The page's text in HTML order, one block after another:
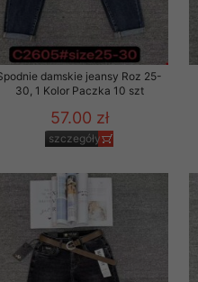
damskie jeansy Roz 25-
30, 1 Kolor Paczka 10 szt
57.00 zł
szczegóły